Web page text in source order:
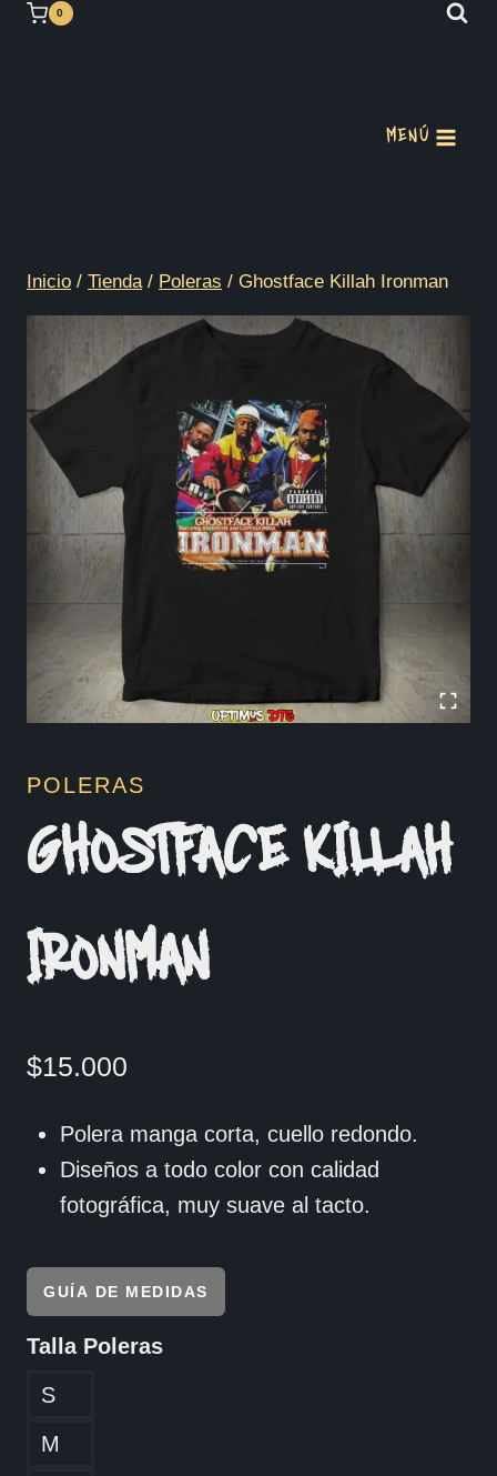
Saltar 0
MENÚ
Inicio / Tienda / Poleras / Ghostface Killah Ironman
POLERAS
GHOSTFACE KILLAH
IRONMAN
$15.000
Polera manga corta, cuello redondo.
Diseños a todo color con calidad
fotográfica, muy suave al tacto.
GUÍA DE MEDIDAS
Talla Poleras
S
M